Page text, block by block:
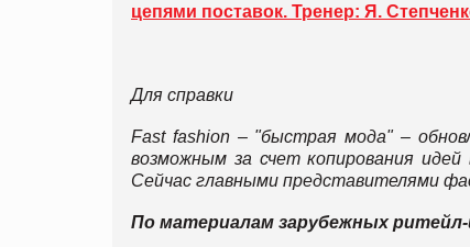
цепями поставок. Тренер: Я.
Для справки
Fast fashion – "быстрая мода" –
возможным за счет копирования
Сейчас главными представителями
По материалам зарубежных